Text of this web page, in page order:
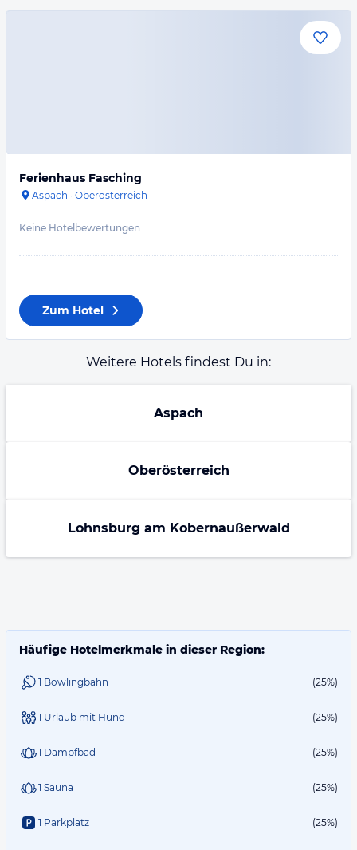
Ferienhaus Fasching
Aspach · Oberösterreich
Keine Hotelbewertungen
Zum Hotel
Weitere Hotels findest Du in:
Aspach
Oberösterreich
Lohnsburg am Kobernaußerwald
Häufige Hotelmerkmale in dieser Region:
1 Bowlingbahn (25%)
1 Urlaub mit Hund (25%)
1 Dampfbad (25%)
1 Sauna (25%)
1 Parkplatz (25%)